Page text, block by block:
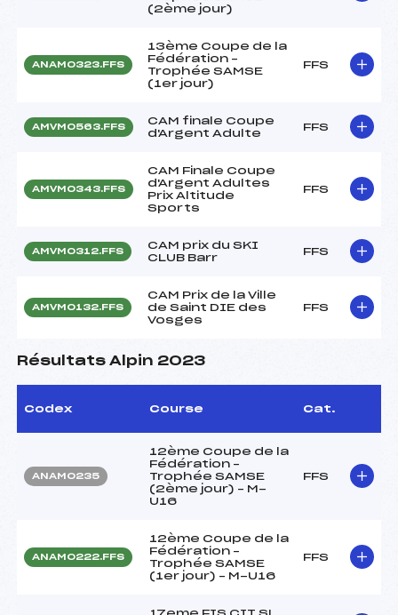
(2ème jour)
ANAM0323.FFS
13ème Coupe de la
Fédération –
Trophée SAMSE
(1er jour)
FFS
AMVM0563.FFS
CAM finale Coupe
d'Argent Adulte
FFS
AMVM0343.FFS
CAM Finale Coupe
d'Argent Adultes
Prix Altitude
Sports
FFS
AMVM0312.FFS
CAM prix du SKI
CLUB Barr
FFS
AMVM0132.FFS
CAM Prix de la Ville
de Saint DIE des
Vosges
FFS
Résultats Alpin 2023
Codex Course Cat.
ANAM0235
12ème Coupe de la
Fédération –
Trophée SAMSE
(2ème jour) – M-
U16
FFS
ANAM0222.FFS
12ème Coupe de la
Fédération –
Trophée SAMSE
(1er jour) – M-U16
FFS
17eme FIS CIT SL